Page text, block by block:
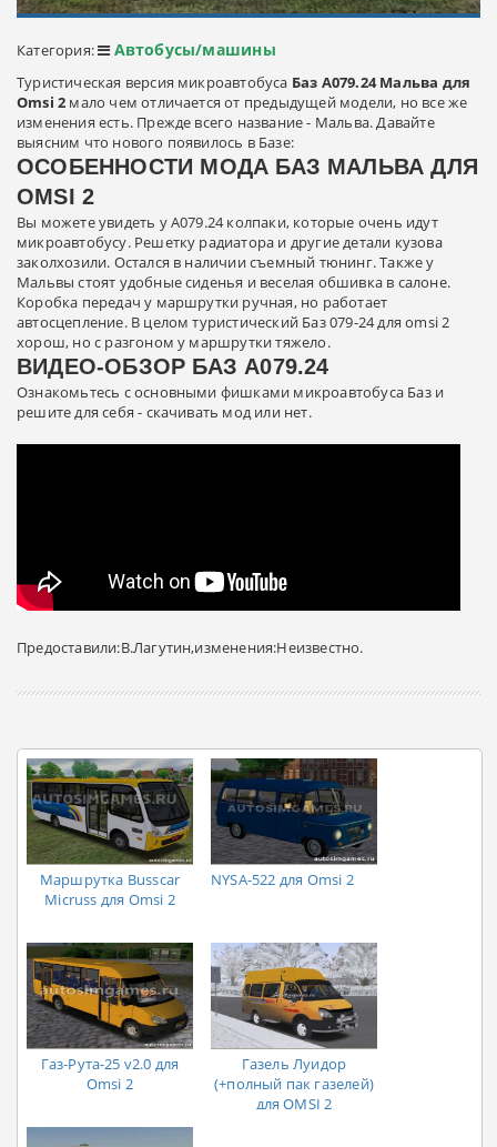
Категория: Автобусы/машины
Туристическая версия микроавтобуса Баз А079.24 Мальва для
Omsi 2 мало чем отличается от предыдущей модели, но все же
изменения есть. Прежде всего название - Мальва. Давайте
выясним что нового появилось в Базе:
ОСОБЕННОСТИ МОДА БАЗ МАЛЬВА ДЛЯ
OMSI 2
Вы можете увидеть у A079.24 колпаки, которые очень идут
микроавтобусу. Решетку радиатора и другие детали кузова
заколхозили. Остался в наличии съемный тюнинг. Также у
Мальвы стоят удобные сиденья и веселая обшивка в салоне.
Коробка передач у маршрутки ручная, но работает
автосцепление. В целом туристический Баз 079-24 для omsi 2
хорош, но с разгоном у маршрутки тяжело.
ВИДЕО-ОБЗОР БАЗ А079.24
Ознакомьтесь с основными фишками микроавтобуса Баз и
решите для себя - скачивать мод или нет.
Предоставили:В.Лагутин,изменения:Неизвестно.
Маршрутка Busscar
Micruss для Omsi 2
NYSA-522 для Omsi 2
Газ-Рута-25 v2.0 для
Omsi 2
Газель Луидор
(+полный пак газелей)
для OMSI 2